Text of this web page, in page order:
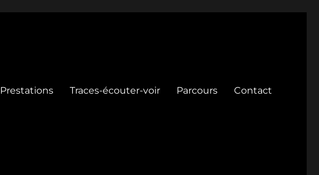
Prestations Traces-écouter-voir Parcours Contact